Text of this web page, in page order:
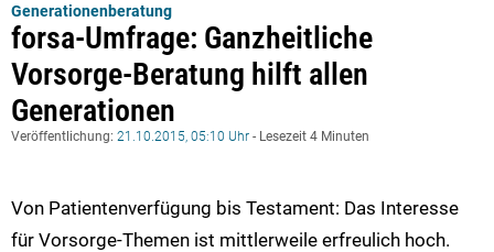
Generationenberatung
forsa-Umfrage: Ganzheitliche
Vorsorge-Beratung hilft allen
Generationen
Veröffentlichung: 21.10.2015, 05:10 Uhr - Lesezeit 4 Minuten
Von Patientenverfügung bis Testament: Das Interesse
für Vorsorge-Themen ist mittlerweile erfreulich hoch.